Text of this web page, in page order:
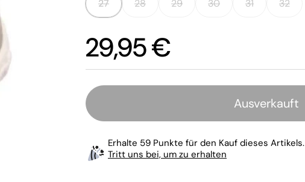
27 28 29 30 31 32
Preis:
29,95 €
Ausverkauft
Erhalte 59 Punkte für den Kauf dieses Artikels.
Tritt uns bei, um zu erhalten